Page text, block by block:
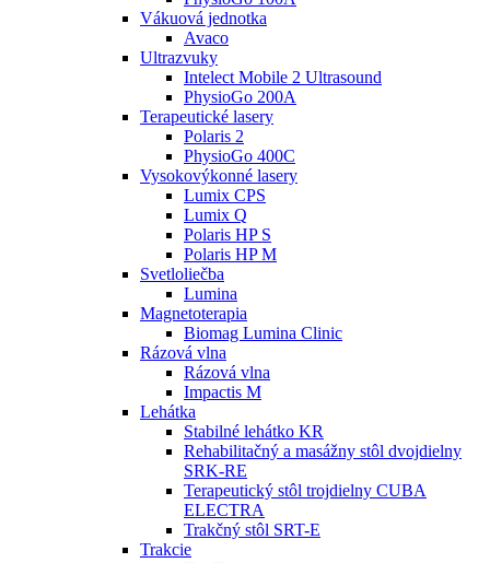
Vákuová jednotka
Avaco
Ultrazvuky
Intelect Mobile 2 Ultrasound
PhysioGo 200A
Terapeutické lasery
Polaris 2
PhysioGo 400C
Vysokovýkonné lasery
Lumix CPS
Lumix Q
Polaris HP S
Polaris HP M
Svetloliečba
Lumina
Magnetoterapia
Biomag Lumina Clinic
Rázová vlna
Rázová vlna
Impactis M
Lehátka
Stabilné lehátko KR
Rehabilitačný a masážny stôl dvojdielny
SRK-RE
Terapeutický stôl trojdielny CUBA
ELECTRA
Trakčný stôl SRT-E
Trakcie